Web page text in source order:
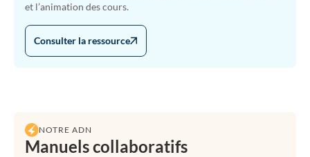
et l’animation des cours.
Consulter la ressource
NOTRE ADN
Manuels collaboratifs